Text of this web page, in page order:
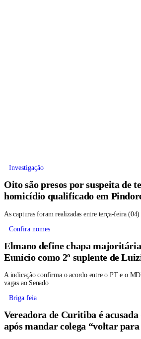
Investigação
Oito são presos por suspeita de
homicídio qualificado em
As capturas foram realizadas entre terça-feira
Confira nomes
Elmano define chapa
Eunício como 2º suplente de
A indicação confirma o acordo entre o PT e o
vagas ao Senado
Briga feia
Vereadora de Curitiba é acusada
após mandar colega “voltar para